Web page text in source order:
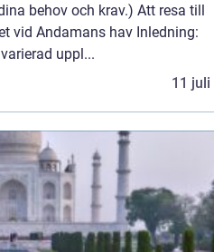
behov och krav.) Att resa till
vid Andamans hav Inledning:
uppl...
11 juli